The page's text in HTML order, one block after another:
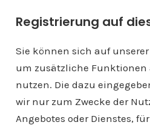
Registrierung auf
Sie können sich auf
um zusätzliche Funktionen
nutzen. Die dazu
wir nur zum Zwecke der
Angebotes oder Dienstes,